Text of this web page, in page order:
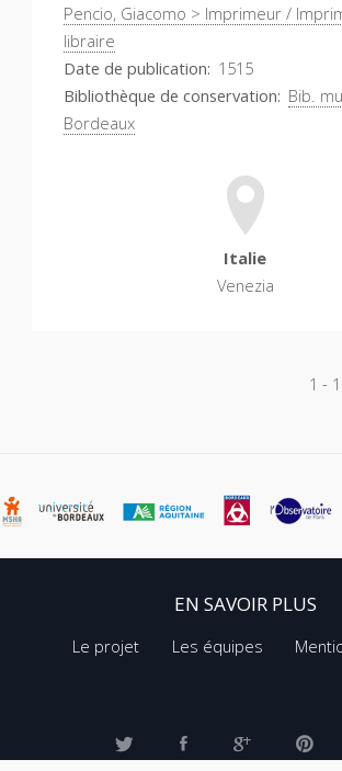
Pencio, Giacomo > Imprimeur /
libraire
Date de publication 1515
Bibliothèque de conservation Bib.
Bordeaux
Italie
Venezia
1 -
EN SAVOIR PLUS
Le projet Les équipes